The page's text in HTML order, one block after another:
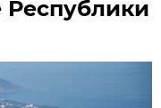
Республики